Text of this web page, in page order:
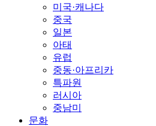
미국·캐나다
중국
일본
아태
유럽
중동·아프리카
특파원
러시아
중남미
문화